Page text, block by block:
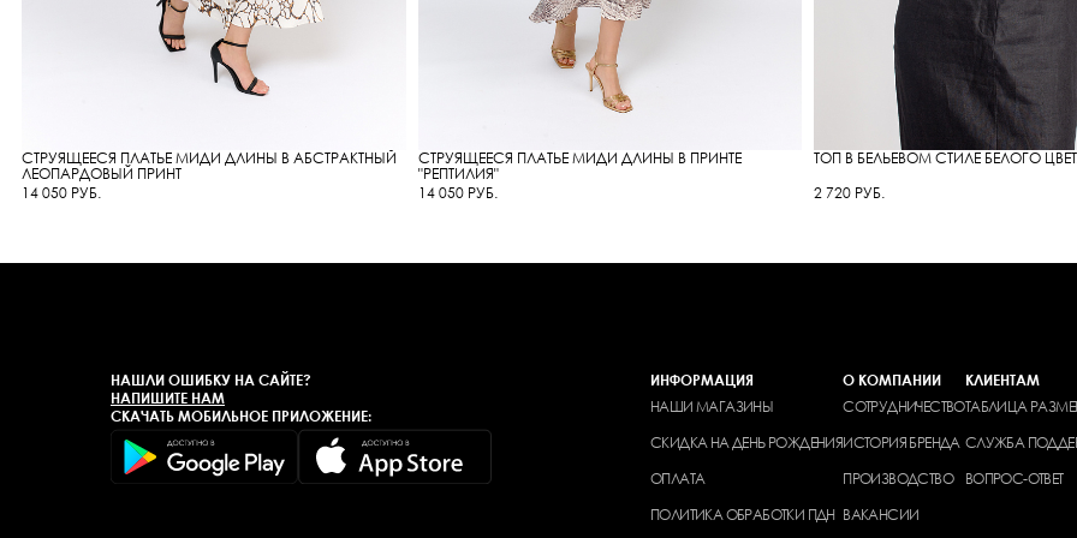
СТРУЯЩЕЕСЯ ПЛАТЬЕ МИДИ ДЛИНЫ В АБСТРАКТНЫЙ
ЛЕОПАРДОВЫЙ ПРИНТ
14 050 РУБ.
СТРУЯЩЕЕСЯ ПЛАТЬЕ МИДИ ДЛИНЫ В ПРИНТЕ
"РЕПТИЛИЯ"
14 050 РУБ.
ТОП В БЕЛЬЕВОМ СТИЛЕ БЕЛОГО
2 720 РУБ.
НАШЛИ ОШИБКУ НА САЙТЕ?
НАПИШИТЕ НАМ
СКАЧАТЬ МОБИЛЬНОЕ ПРИЛОЖЕНИЕ:
ИНФОРМАЦИЯ
НАШИ МАГАЗИНЫ
СКИДКА НА ДЕНЬ РОЖДЕНИЯ
ОПЛАТА
ПОЛИТИКА ОБРАБОТКИ ПДН
О КОМПАНИИ
СОТРУДНИЧЕСТВО
ИСТОРИЯ БРЕНДА
ПРОИЗВОДСТВО
ВАКАНСИИ
КЛИЕНТАМ
ТАБЛИЦА
СЛУЖБА
ВОПРОС-ОТВЕТ